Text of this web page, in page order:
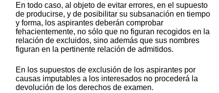
En todo caso, al objeto de evitar errores, en el supuesto
de producirse, y de posibilitar su subsanación en tiempo
y forma, los aspirantes deberán comprobar
fehacientemente, no sólo que no figuran recogidos en la
relación de excluidos, sino además que sus nombres
figuran en la pertinente relación de admitidos.
En los supuestos de exclusión de los aspirantes por
causas imputables a los interesados no procederá la
devolución de los derechos de examen.